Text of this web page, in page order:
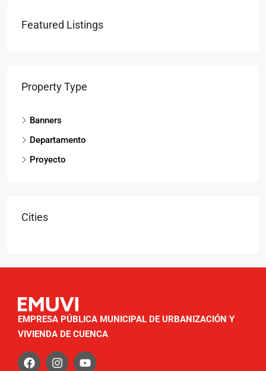
Featured Listings
Property Type
Banners
Departamento
Proyecto
Cities
EMPRESA PÚBLICA MUNICIPAL DE URBANIZACIÓN Y
VIVIENDA DE CUENCA